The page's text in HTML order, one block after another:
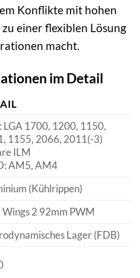
Konflikte mit hohen
einer flexiblen Lösung
macht.
im Detail
LGA 1700, 1200, 1150,
1155, 2066, 2011(-3)
ILM
AM5, AM4
(Kühlrippen)
Wings 2 92mm PWM
Lager (FDB)